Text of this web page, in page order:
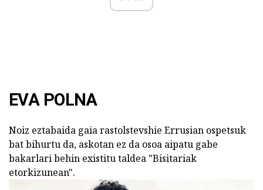
EVA POLNA
Noiz eztabaida gaia rastolstevshie Errusian ospetsuk
bat bihurtu da, askotan ez da osoa aipatu gabe
bakarlari behin existitu taldea "Bisitariak
etorkizunean".